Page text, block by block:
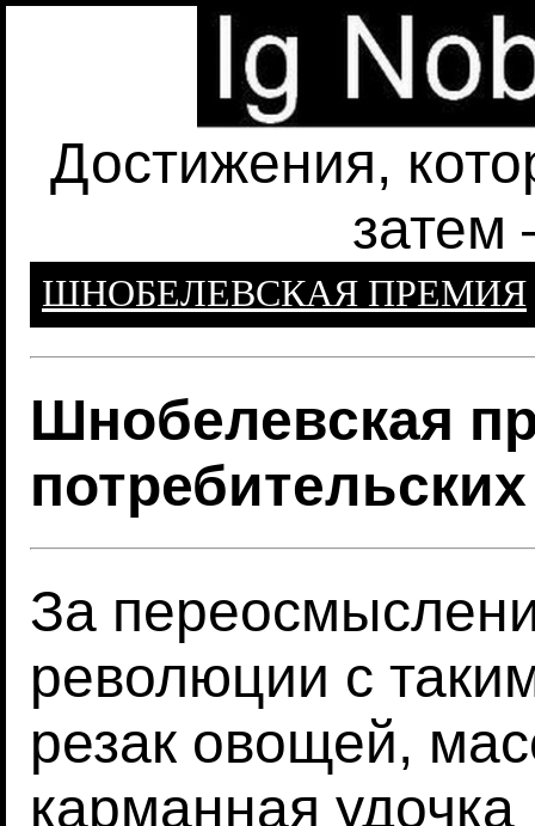
Достижения,
затем
ШНОБЕЛЕВСКАЯ ПРЕМИЯ
Шнобелевская
За
революции с
резак овощей,
карманная удочка